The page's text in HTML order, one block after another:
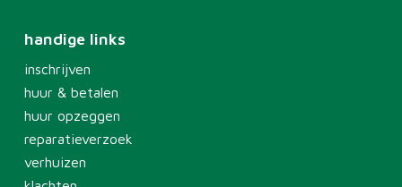
handige links
inschrijven
huur & betalen
huur opzeggen
reparatieverzoek
verhuizen